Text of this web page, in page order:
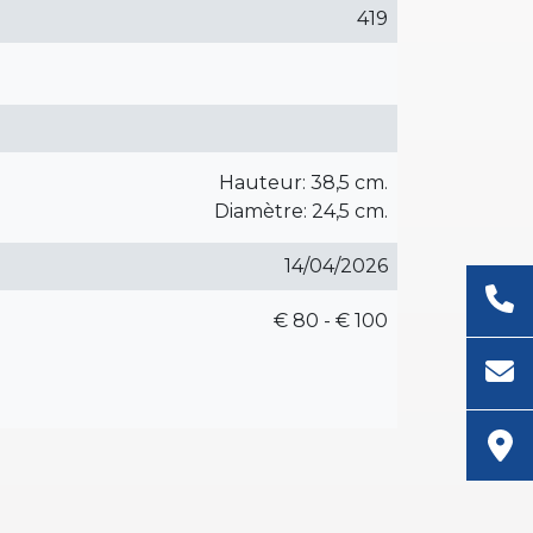
419
Hauteur: 38,5 cm.
Diamètre: 24,5 cm.
14/04/2026
€ 80 - € 100